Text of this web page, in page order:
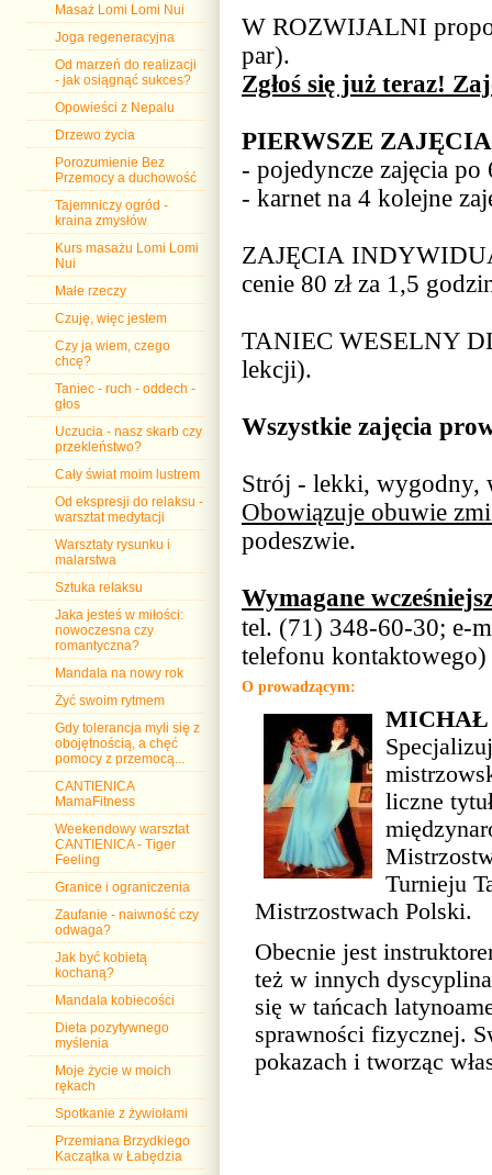
Masaż Lomi Lomi Nui
Joga regeneracyjna
Od marzeń do realizacji
- jak osiągnąć sukces?
Opowieści z Nepalu
Drzewo życia
Porozumienie Bez
Przemocy a duchowość
Tajemniczy ogród -
kraina zmysłów
Kurs masażu Lomi Lomi
Nui
Małe rzeczy
Czuję, więc jestem
Czy ja wiem, czego
chcę?
Taniec - ruch - oddech -
głos
Uczucia - nasz skarb czy
przekleństwo?
Cały świat moim lustrem
Od ekspresji do relaksu -
warsztat medytacji
Warsztaty rysunku i
malarstwa
Sztuka relaksu
Jaka jesteś w miłości:
nowoczesna czy
romantyczna?
Mandala na nowy rok
Żyć swoim rytmem
Gdy tolerancja myli się z
obojętnością, a chęć
pomocy z przemocą...
CANTIENICA
MamaFitness
Weekendowy warsztat
CANTIENICA - Tiger
Feeling
Granice i ograniczenia
Zaufanie - naiwność czy
odwaga?
Jak być kobietą
kochaną?
Mandala kobiecości
Dieta pozytywnego
myślenia
Moje życie w moich
rękach
Spotkanie z żywiołami
Przemiana Brzydkiego
Kaczątka w Łabędzia
W ROZWIJALNI
par).
Zgłoś się już teraz!
PIERWSZE
- pojedyncze zajęcia po
- karnet na 4 kolejne
ZAJĘCIA
cenie 80 zł za 1,5
TANIEC WESELNY
lekcji).
Wszystkie zajęcia
Strój - lekki, wygodny,
Obowiązuje obuwie
podeszwie.
Wymagane
tel. (71) 348-60-30; e-
telefonu kontaktowego)
O prowadzącym:
liczne
Turnieju
Mistrzostwach Polski.
Obecnie jest
też w innych
się w tańcach
sprawności fizycznej.
pokazach i tworząc